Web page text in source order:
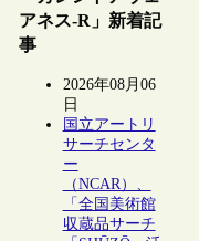
アネス-R」新着記
事
2026年08月06
日
国立アートリ
サーチセンタ
ー
（NCAR）、
「全国美術館
収蔵品サーチ